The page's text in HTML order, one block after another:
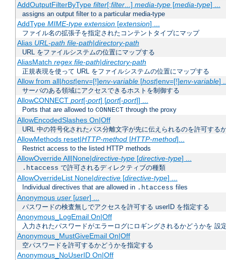
AddOutputFilterByType filter[;filter...] media-type[media-type] ...
assigns an output filter to a particular media-type
AddType MIME-type extension[extension] ...
ファイル名の拡張子を指定されたコンテントタイプにマップ
Alias URL-path file-path|directory-path
URL をファイルシステムの位置にマップする
AliasMatch regex file-path|directory-path
正規表現を使って URL をファイルシステムの位置にマップする
Allow from all|host|env=[!]env-variable[host|env=[!]env-variable]
サーバのある領域にアクセスできるホストを制御する
AllowCONNECT port[-port] [port[-port]] ...
Ports that are allowed to CONNECT through the proxy
AllowEncodedSlashes On|Off
URL 中の符号化されたパス分離文字が先に伝えられるのを許可する
AllowMethods reset|HTTP-method[HTTP-method]...
Restrict access to the listed HTTP methods
AllowOverride All|None|directive-type[directive-type] ...
.htaccess で許可されるディレクティブの種類
AllowOverrideList None|directive[directive-type] ...
Individual directives that are allowed in .htaccess files
Anonymous user[user] ...
パスワードの検査無しでアクセスを許可する userID を指定する
Anonymous_LogEmail On|Off
入力されたパスワードがエラーログにロギングされるかどうかを 設
Anonymous_MustGiveEmail On|Off
空パスワードを許可するかどうかを指定する
Anonymous_NoUserID On|Off